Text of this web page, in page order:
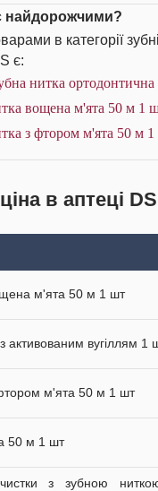
найдорожчими?
в категорії
є:
нитка
вощена м'ята 50 м 1
з фтором м'ята 50 м
в аптеці DS
м'ята 50 м 1 шт
активованим вугіллям 1
м'ята 50 м 1 шт
50 м 1 шт
з зубною